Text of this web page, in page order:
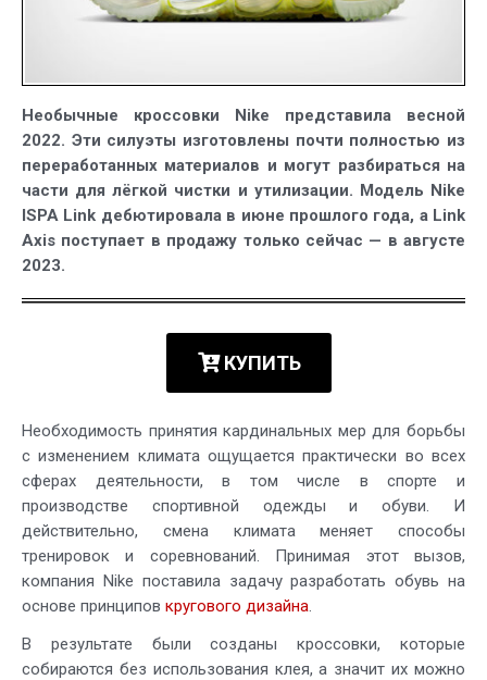
Необычные кроссовки Nike представила весной
2022. Эти силуэты изготовлены почти полностью из
переработанных материалов и могут разбираться на
части для лёгкой чистки и утилизации. Модель Nike
ISPA Link дебютировала в июне прошлого года, а Link
Axis поступает в продажу только сейчас — в августе
2023.
КУПИТЬ
Необходимость принятия кардинальных мер для борьбы
с изменением климата ощущается практически во всех
сферах деятельности, в том числе в спорте и
производстве спортивной одежды и обуви. И
действительно, смена климата меняет способы
тренировок и соревнований. Принимая этот вызов,
компания Nike поставила задачу разработать обувь на
основе принципов кругового дизайна.
В результате были созданы кроссовки, которые
собираются без использования клея, а значит их можно